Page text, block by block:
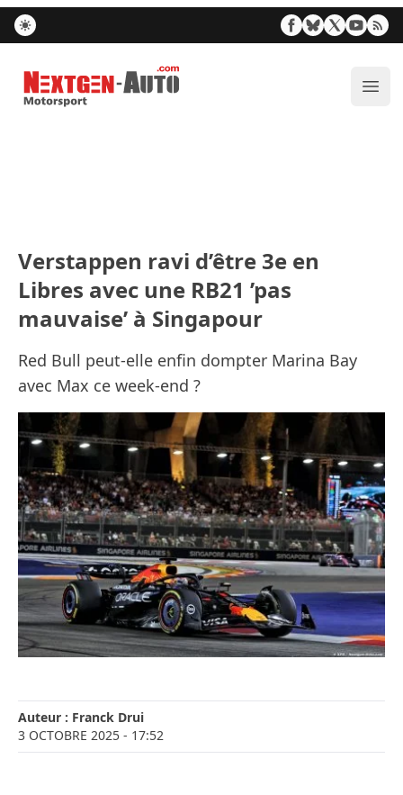
Nextgen-Auto.com
Verstappen ravi d’être 3e en
Libres avec une RB21 ’pas
mauvaise’ à Singapour
Red Bull peut-elle enfin dompter Marina Bay
avec Max ce week-end ?
Auteur : Franck Drui
3 OCTOBRE 2025 - 17:52